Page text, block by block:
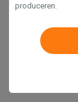
produceren.